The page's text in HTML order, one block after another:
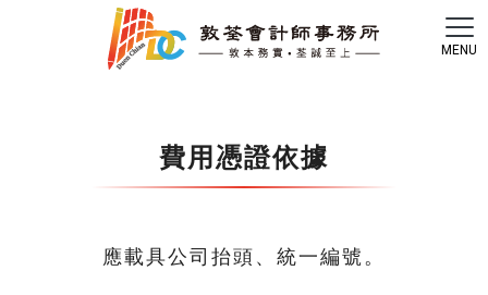
費用憑證依據
應載具公司抬頭、統一編號。